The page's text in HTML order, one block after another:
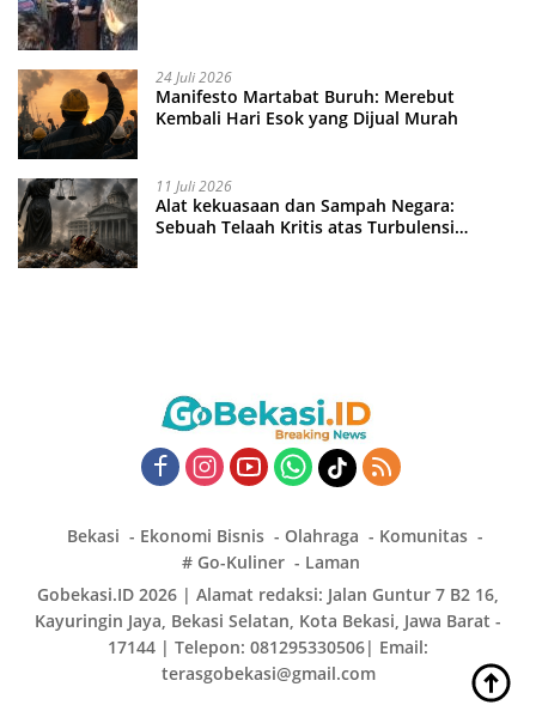
24 Juli 2026
Manifesto Martabat Buruh: Merebut
Kembali Hari Esok yang Dijual Murah
11 Juli 2026
Alat kekuasaan dan Sampah Negara:
Sebuah Telaah Kritis atas Turbulensi
Bekasi Ekonomi Bisnis Olahraga
Komunitas
# Go-Kuliner
Laman
Gobekasi.ID 2026 | Alamat redaksi: Jalan Guntur 7 B2 16,
Kayuringin Jaya, Bekasi Selatan, Kota Bekasi, Jawa Barat -
17144 | Telepon: 081295330506| Email:
terasgobekasi@gmail.com